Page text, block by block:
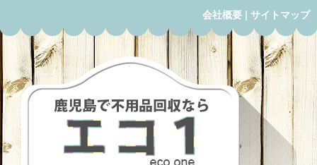
会社概要 | サイトマップ